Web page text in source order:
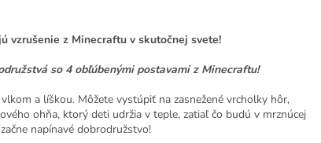
vzrušenie z Minecraftu v skutočnej svete!
so 4 obľúbenými postavami z Minecraftu!
a líškou. Môžete vystúpiť na zasnežené vrcholky hôr,
ohňa, ktorý deti udržia v teple, zatiaľ čo budú v mrznúcej
napínavé dobrodružstvo!